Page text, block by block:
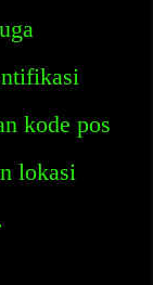
kode pos
lokasi